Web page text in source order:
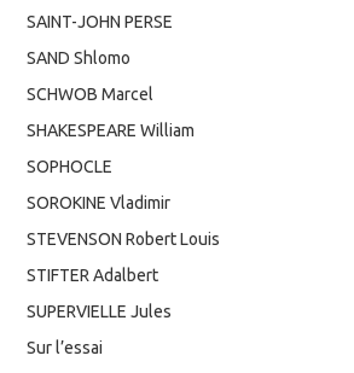
SAINT-JOHN PERSE
SAND Shlomo
SCHWOB Marcel
SHAKESPEARE William
SOPHOCLE
SOROKINE Vladimir
STEVENSON Robert Louis
STIFTER Adalbert
SUPERVIELLE Jules
Sur l’essai